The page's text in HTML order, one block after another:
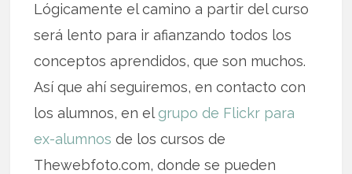
Lógicamente el camino a partir del curso
será lento para ir afianzando todos los
conceptos aprendidos, que son muchos.
Así que ahí seguiremos, en contacto con
los alumnos, en el grupo de Flickr para
ex-alumnos de los cursos de
Thewebfoto.com, donde se pueden